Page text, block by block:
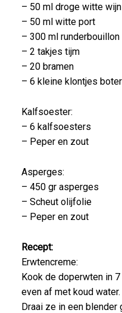
– 50 ml droge witte wijn
– 50 ml witte port
– 300 ml runderbouillon
– 2 takjes tijm
– 20 bramen
– 6 kleine klontjes boter
Kalfsoester:
– 6 kalfsoesters
– Peper en zout
Asperges:
– 450 gr asperges
– Scheut olijfolie
– Peper en zout
Recept:
Erwtencreme:
Kook de doperwten in
even af met koud water.
Draai ze in een blender